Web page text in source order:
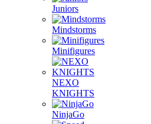
Juniors
Mindstorms
Minifigures
NEXO
KNIGHTS
NinjaGo